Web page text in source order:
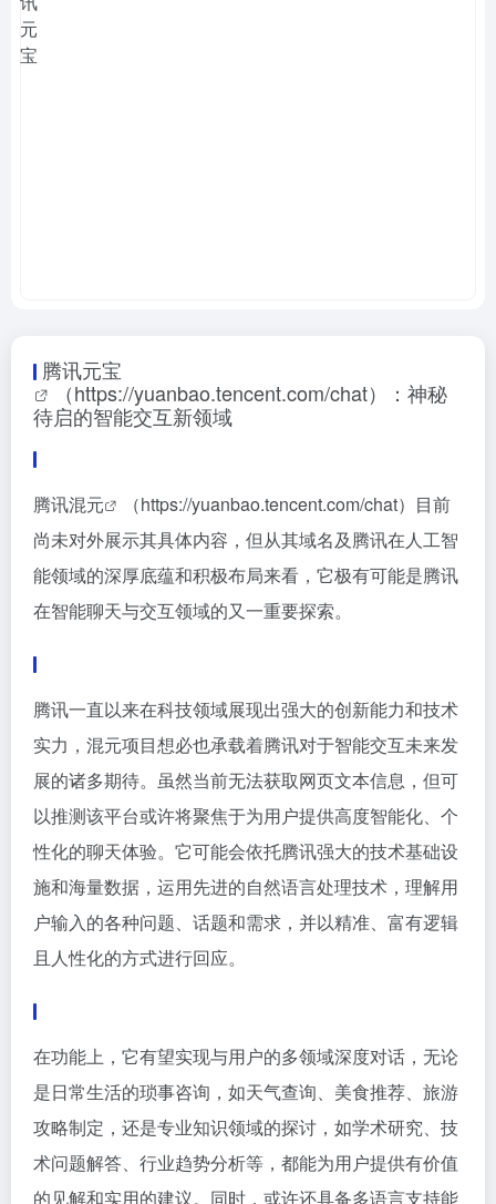
腾讯元宝
（https://yuanbao.tencent.com/chat）：神秘
待启的智能交互新领域
腾讯混元
（https://yuanbao.tencent.com/chat）目前
尚未对外展示其具体内容，但从其域名及腾讯在人工智
能领域的深厚底蕴和积极布局来看，它极有可能是腾讯
在智能聊天与交互领域的又一重要探索。
腾讯一直以来在科技领域展现出强大的创新能力和技术
实力，混元项目想必也承载着腾讯对于智能交互未来发
展的诸多期待。虽然当前无法获取网页文本信息，但可
以推测该平台或许将聚焦于为用户提供高度智能化、个
性化的聊天体验。它可能会依托腾讯强大的技术基础设
施和海量数据，运用先进的自然语言处理技术，理解用
户输入的各种问题、话题和需求，并以精准、富有逻辑
且人性化的方式进行回应。
在功能上，它有望实现与用户的多领域深度对话，无论
是日常生活的琐事咨询，如天气查询、美食推荐、旅游
攻略制定，还是专业知识领域的探讨，如学术研究、技
术问题解答、行业趋势分析等，都能为用户提供有价值
的见解和实用的建议。同时，或许还具备多语言支持能